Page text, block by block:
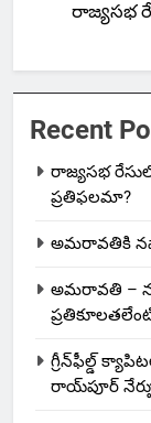
రాజ్యసభ
Recent
రాజ్యసభ
ప్రతిఫలమా?
అమరావతికి
అమరావతి –
గ్రీన్‌ఫీల్డ్
రాయ్‌పూర్